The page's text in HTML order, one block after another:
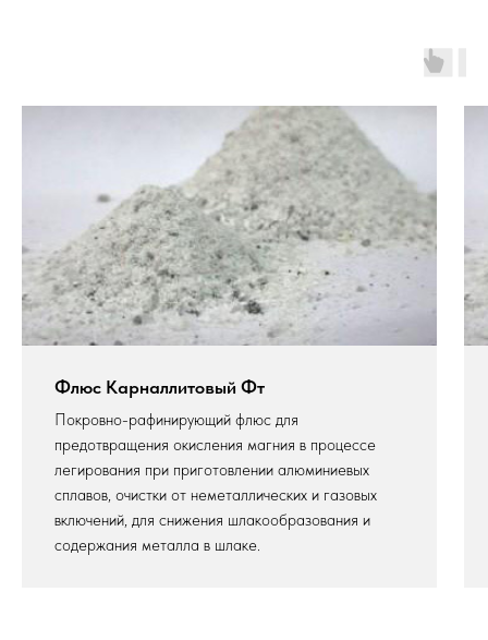
Флюс Карналлитовый Фт
Покровно-рафинирующий флюс для
предотвращения окисления магния в процессе
легирования при приготовлении алюминиевых
сплавов, очистки от неметаллических и газовых
включений, для снижения шлакообразования и
содержания металла в шлаке.